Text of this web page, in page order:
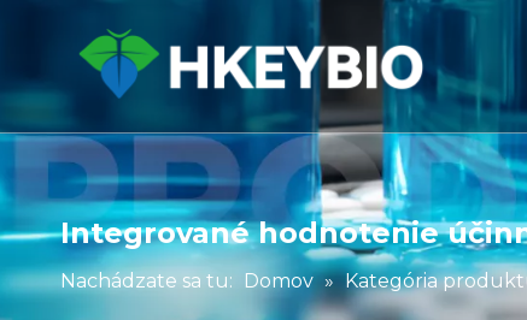
Integrované hodnotenie
Nachádzate sa tu: Domov » Kategória